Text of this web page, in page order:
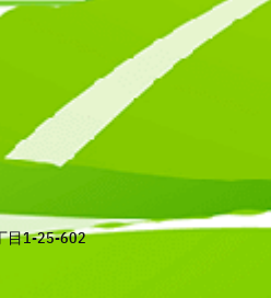
目1-25-602